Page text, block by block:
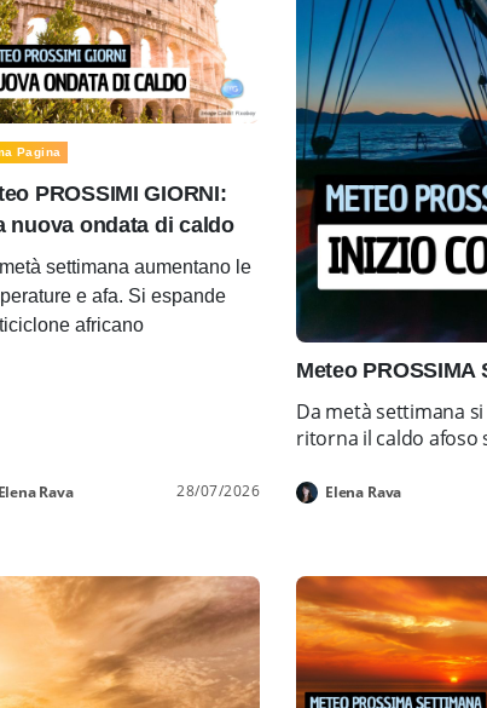
Pagina
PROSSIMI GIORNI:
nuova ondata di caldo
settimana aumentano le
e afa. Si espande
africano
Elena Rava 28/07/2026
Meteo
Da metà settimana
ritorna il caldo afoso
Elena Rava